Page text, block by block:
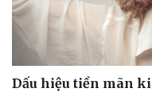
Dấu hiệu tiền mãn